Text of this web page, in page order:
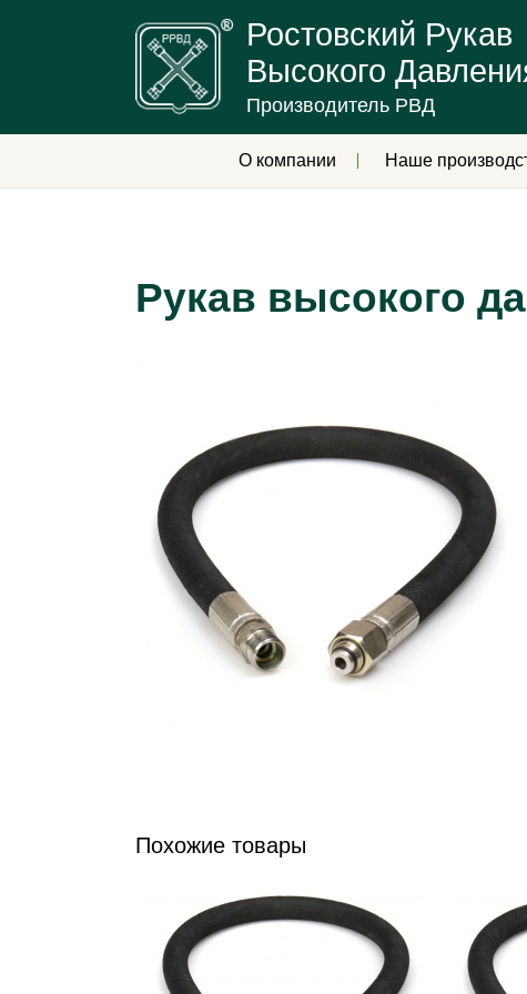
Ростовский Рукав
Высокого
Производитель РВД
О компании Наше
Рукав высокого
Похожие товары